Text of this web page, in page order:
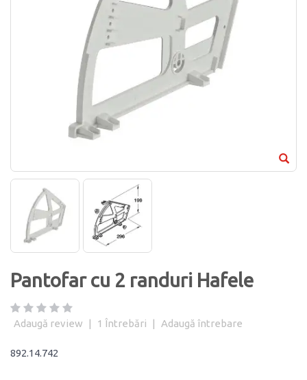
Pantofar cu 2 randuri Hafele
Adaugă review | 1 Întrebări | Adaugă întrebare
892.14.742